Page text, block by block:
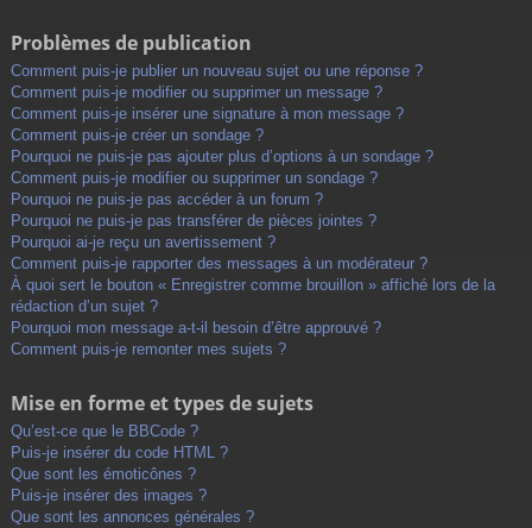
Problèmes de publication
Comment puis-je publier un nouveau sujet ou une réponse ?
Comment puis-je modifier ou supprimer un message ?
Comment puis-je insérer une signature à mon message ?
Comment puis-je créer un sondage ?
Pourquoi ne puis-je pas ajouter plus d’options à un sondage ?
Comment puis-je modifier ou supprimer un sondage ?
Pourquoi ne puis-je pas accéder à un forum ?
Pourquoi ne puis-je pas transférer de pièces jointes ?
Pourquoi ai-je reçu un avertissement ?
Comment puis-je rapporter des messages à un modérateur ?
À quoi sert le bouton « Enregistrer comme brouillon » affiché lors de la
rédaction d’un sujet ?
Pourquoi mon message a-t-il besoin d’être approuvé ?
Comment puis-je remonter mes sujets ?
Mise en forme et types de sujets
Qu’est-ce que le BBCode ?
Puis-je insérer du code HTML ?
Que sont les émoticônes ?
Puis-je insérer des images ?
Que sont les annonces générales ?